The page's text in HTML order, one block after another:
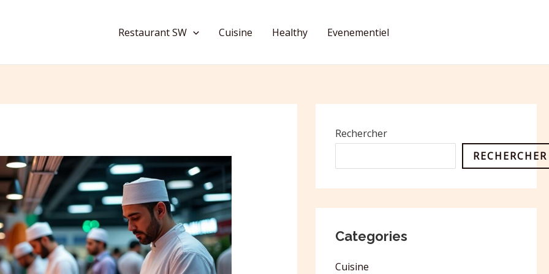
Restaurant SW Cuisine Healthy Evenementiel
Rechercher
RECHERCHER
Categories
Cuisine